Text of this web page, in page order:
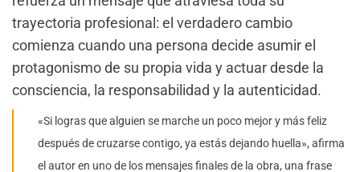
trayectoria profesional: el verdadero cambio
comienza cuando una persona decide asumir el
protagonismo de su propia vida y actuar desde la
consciencia, la responsabilidad y la autenticidad.
«Si logras que alguien se marche un poco mejor y más feliz
después de cruzarse contigo, ya estás dejando huella», afirma
el autor en uno de los mensajes finales de la obra, una frase